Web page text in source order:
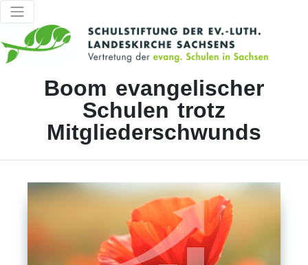
Boom evangelischer
Schulen trotz
Mitgliederschwunds